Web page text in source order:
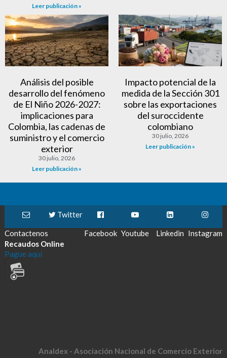
Leer publicación »
Análisis del posible
desarrollo del fenómeno
de El Niño 2026-2027:
implicaciones para
Colombia, las cadenas de
suministro y el comercio
exterior
30 julio, 2026
Leer publicación »
Impacto potencial de la
medida de la Sección 301
sobre las exportaciones
del suroccidente
colombiano
30 julio, 2026
Leer publicación »
Contactenos
Twitter
Facebook Youtube Linkedin Instagram
Recaudos Online
Pague aquí
Analdex - Asociación Nacional de Comercio Exterior